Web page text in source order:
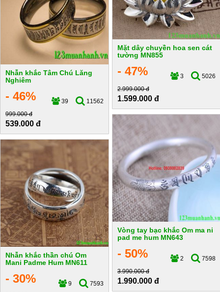
Mặt dây chuyền hoa sen cát
tường MN855
- 47% 3
5026
2.999.000 đ
1.599.000 đ
Nhẫn khắc Tâm Chú Lăng
Nghiêm
- 46% 39
11562
999.000 đ
539.000 đ
Vòng tay bạc khắc Om ma ni
pad me hum MN643
- 50% 2
7598
3.990.000 đ
1.990.000 đ
Nhẫn khắc thần chú Om
Mani Padme Hum MN611
- 30% 9
7593